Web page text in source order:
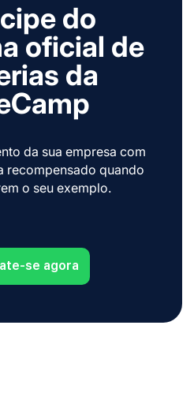
do
oficial de
da
da sua empresa com
recompensado quando
o seu exemplo.
se agora